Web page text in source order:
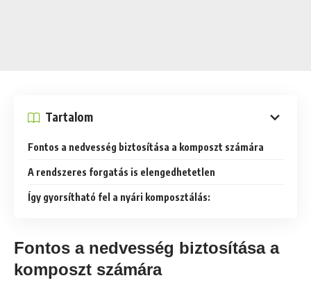
Tartalom
Fontos a nedvesség biztosítása a komposzt számára
A rendszeres forgatás is elengedhetetlen
Így gyorsítható fel a nyári komposztálás:
Fontos a nedvesség biztosítása a
komposzt számára